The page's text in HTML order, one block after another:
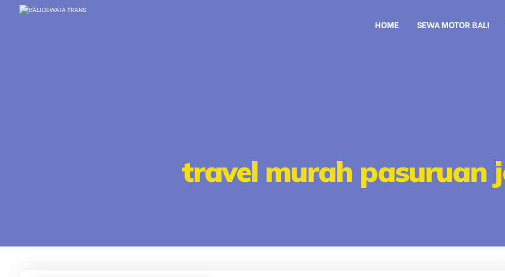
HOME SEWA MOTOR BALI
travel murah pasuruan